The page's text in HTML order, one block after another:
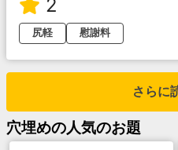
2
尻軽
慰謝料
さらに
穴埋めの人気のお題